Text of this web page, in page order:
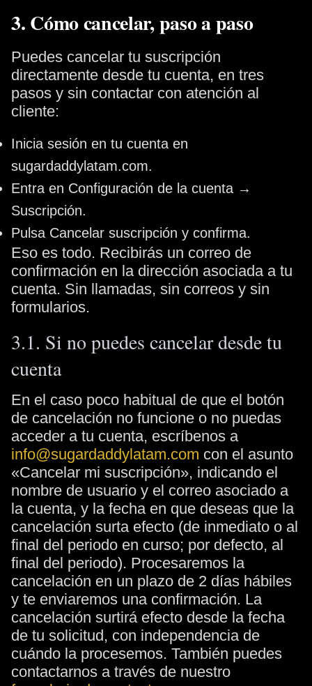
3. Cómo cancelar, paso a paso
Puedes cancelar tu suscripción
directamente desde tu cuenta, en tres
pasos y sin contactar con atención al
cliente:
Inicia sesión en tu cuenta en
sugardaddylatam.com.
Entra en Configuración de la cuenta →
Suscripción.
Pulsa Cancelar suscripción y confirma.
Eso es todo. Recibirás un correo de
confirmación en la dirección asociada a tu
cuenta. Sin llamadas, sin correos y sin
formularios.
3.1. Si no puedes cancelar desde tu
cuenta
En el caso poco habitual de que el botón
de cancelación no funcione o no puedas
acceder a tu cuenta, escríbenos a
info@sugardaddylatam.com con el asunto
«Cancelar mi suscripción», indicando el
nombre de usuario y el correo asociado a
la cuenta, y la fecha en que deseas que la
cancelación surta efecto (de inmediato o al
final del periodo en curso; por defecto, al
final del periodo). Procesaremos la
cancelación en un plazo de 2 días hábiles
y te enviaremos una confirmación. La
cancelación surtirá efecto desde la fecha
de tu solicitud, con independencia de
cuándo la procesemos. También puedes
contactarnos a través de nuestro